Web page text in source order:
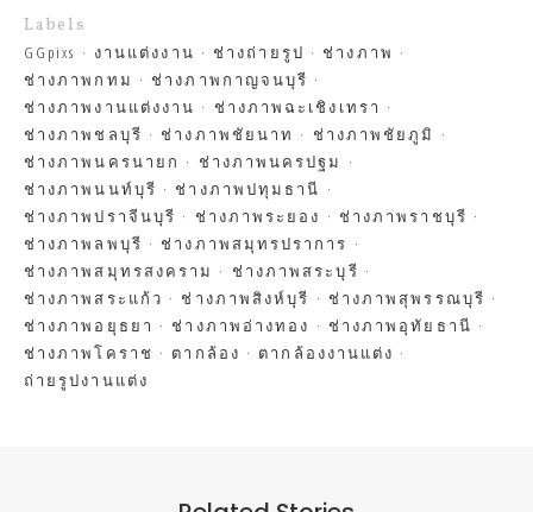
Labels
GGpixs งานแต่งงาน ช่างถ่ายรูป
ช่างภาพ
ช่างภาพกทม
ช่างภาพกาญจนบุรี
ช่างภาพงานแต่งงาน
ช่างภาพฉะเชิงเทรา
ช่างภาพชลบุรี
ช่างภาพชัยนาท
ช่างภาพชัยภูมิ
ช่างภาพนครนายก
ช่างภาพนครปฐม
ช่างภาพนนท์บุรี
ช่างภาพปทุมธานี
ช่างภาพปราจีนบุรี
ช่างภาพระยอง
ช่างภาพราชบุรี
ช่างภาพลพบุรี
ช่างภาพสมุทรปราการ
ช่างภาพสมุทรสงคราม
ช่างภาพสระบุรี
ช่างภาพสระแก้ว
ช่างภาพสิงห์บุรี
ช่างภาพสุพรรณบุรี
ช่างภาพอยุธยา
ช่างภาพอ่างทอง
ช่างภาพอุทัยธานี
ช่างภาพโคราช
ตากล้อง
ตากล้องงานแต่ง
ถ่ายรูปงานแต่ง